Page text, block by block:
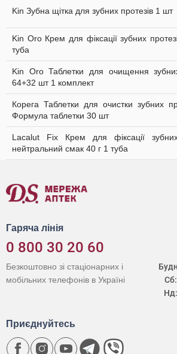
Kin Зубна щітка для зубних протезів 1 шт
Kin Oro Крем для фіксації зубних
туба
Kin Oro Таблетки для очищення
64+32 шт 1 комплект
Корега Таблетки для очистки зубних
Формула таблетки 30 шт
Lacalut Fix Крем для фіксації зубних
нейтральний смак 40 г 1 туба
Гаряча лінія
0 800 30 20 60
Сб:
Нд:
Безкоштовно зі стаціонарних і
мобільних телефонів в Україні
Приєднуйтесь